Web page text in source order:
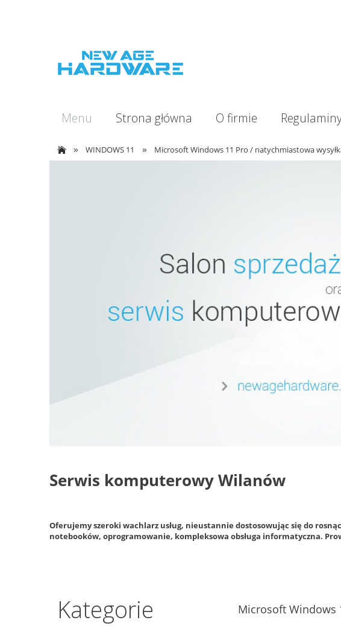
Menu Strona główna O firmie
» WINDOWS 11 » Microsoft Windows 11 Pro / natychmiastowa
Serwis komputerowy Wilanów
Oferujemy szeroki wachlarz usług, nieustannie dostosowując się do
notebooków, oprogramowanie, kompleksowa obsługa informatyczna.
Kategorie Microsoft Windows